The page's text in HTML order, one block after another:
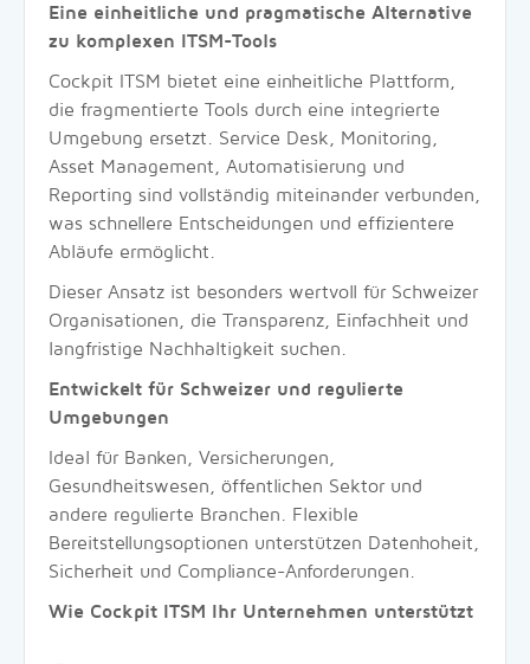
Eine einheitliche und pragmatische Alternative
zu komplexen ITSM-Tools
Cockpit ITSM bietet eine einheitliche Plattform,
die fragmentierte Tools durch eine integrierte
Umgebung ersetzt. Service Desk, Monitoring,
Asset Management, Automatisierung und
Reporting sind vollständig miteinander verbunden,
was schnellere Entscheidungen und effizientere
Abläufe ermöglicht.
Dieser Ansatz ist besonders wertvoll für Schweizer
Organisationen, die Transparenz, Einfachheit und
langfristige Nachhaltigkeit suchen.
Entwickelt für Schweizer und regulierte
Umgebungen
Ideal für Banken, Versicherungen,
Gesundheitswesen, öffentlichen Sektor und
andere regulierte Branchen. Flexible
Bereitstellungsoptionen unterstützen Datenhoheit,
Sicherheit und Compliance-Anforderungen.
Wie Cockpit ITSM Ihr Unternehmen unterstützt